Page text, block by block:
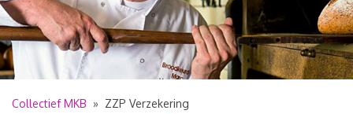
Collectief MKB » ZZP Verzekering